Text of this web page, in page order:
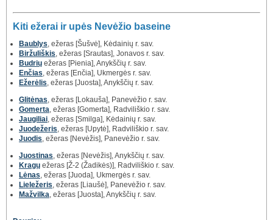
Kiti ežerai ir upės Nevėžio baseine
Baublys , ežeras [Šušvė], Kėdainių r. sav.
Biržuliškis , ežeras [Srautas], Jonavos r. sav.
Budrių ežeras [Pienia], Anykščių r. sav.
Enčias , ežeras [Enčia], Ukmergės r. sav.
Ežerėlis , ežeras [Juosta], Anykščių r. sav.
Glitėnas , ežeras [Lokauša], Panevėžio r. sav.
Gomerta , ežeras [Gomerta], Radviliškio r. sav.
Jaugiliai , ežeras [Smilga], Kėdainių r. sav.
Juodežeris , ežeras [Upytė], Radviliškio r. sav.
Juodis , ežeras [Nevėžis], Panevėžio r. sav.
Juostinas , ežeras [Nevėžis], Anykščių r. sav.
Kragų ežeras [Ž-2 (Žadikės)], Radviliškio r. sav.
Lėnas , ežeras [Juoda], Ukmergės r. sav.
Lieležeris , ežeras [Liaušė], Panevėžio r. sav.
Mažvilka , ežeras [Juosta], Anykščių r. sav.